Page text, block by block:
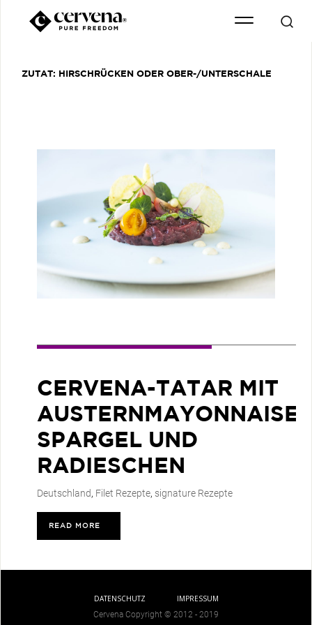
ZUTAT: HIRSCHRÜCKEN ODER OBER-/UNTERSCHALE
CERVENA-TATAR MIT
AUSTERNMAYONNAISE,
SPARGEL UND
RADIESCHEN
Deutschland, Filet Rezepte, signature Rezepte
READ MORE
DATENSCHUTZ
IMPRESSUM
Cervena Copyright © 2012 - 2019